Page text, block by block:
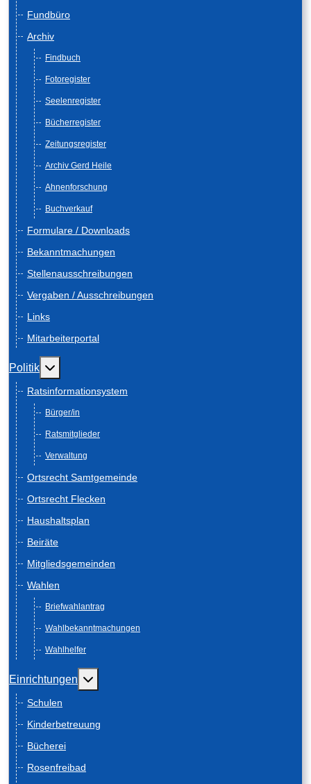
Fundbüro
Archiv
Findbuch
Fotoregister
Seelenregister
Bücherregister
Zeitungsregister
Archiv Gerd Heile
Ahnenforschung
Buchverkauf
Formulare / Downloads
Bekanntmachungen
Stellenausschreibungen
Vergaben / Ausschreibungen
Links
Mitarbeiterportal
Politik Weitere Informationen: Politik
Ratsinformationsystem
Bürger/in
Ratsmitglieder
Verwaltung
Ortsrecht Samtgemeinde
Ortsrecht Flecken
Haushaltsplan
Beiräte
Mitgliedsgemeinden
Wahlen
Briefwahlantrag
Wahlbekanntmachungen
Wahlhelfer
Einrichtungen Weitere Informationen: Einrichtungen
Schulen
Kinderbetreuung
Bücherei
Rosenfreibad